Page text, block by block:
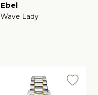
Ebel
Wave Lady